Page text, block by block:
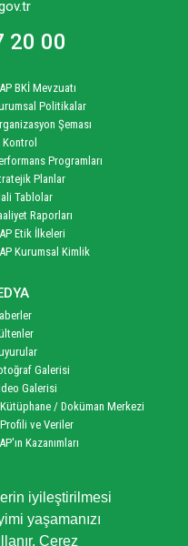
iyileştirilmesi
yaşamanızı
Çerez
20 00
BKİ Mevzuatı
Politikalar
Şeması
Kontrol
Programları
Planlar
Tablolar
Raporları
Etik İlkeleri
Kurumsal Kimlik
Galerisi
Galerisi
Kütüphane / Doküman Merkezi
ve Veriler
Kazanımları
Birliği Programları